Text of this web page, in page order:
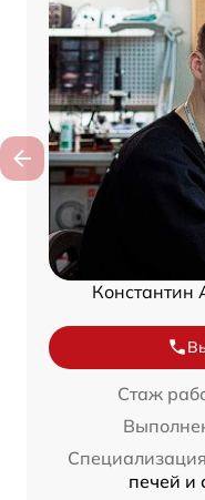
Константин
Стаж
печей и